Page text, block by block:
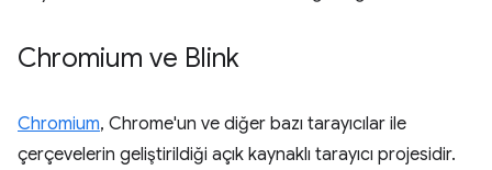
Chromium ve Blink
Chromium, Chrome'un ve diğer bazı tarayıcılar ile
çerçevelerin geliştirildiği açık kaynaklı tarayıcı projesidir.